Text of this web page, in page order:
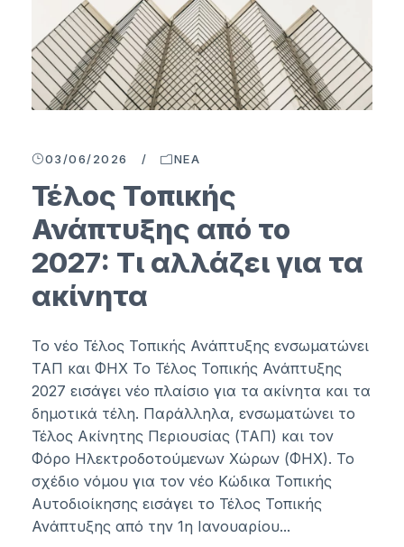
03/06/2026 / ΝΈΑ
Τέλος Τοπικής
Ανάπτυξης από το
2027: Τι αλλάζει για τα
ακίνητα
Το νέο Τέλος Τοπικής Ανάπτυξης ενσωματώνει
ΤΑΠ και ΦΗΧ Το Τέλος Τοπικής Ανάπτυξης
2027 εισάγει νέο πλαίσιο για τα ακίνητα και τα
δημοτικά τέλη. Παράλληλα, ενσωματώνει το
Τέλος Ακίνητης Περιουσίας (ΤΑΠ) και τον
Φόρο Ηλεκτροδοτούμενων Χώρων (ΦΗΧ). Το
σχέδιο νόμου για τον νέο Κώδικα Τοπικής
Αυτοδιοίκησης εισάγει το Τέλος Τοπικής
Ανάπτυξης από την 1η Ιανουαρίου...